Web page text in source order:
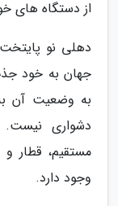
از دستگاه های
دهلی نو
جهان به خود
به وضعیت آن
دشواری نیست.
مستقیم، قطار
وجود دارد.